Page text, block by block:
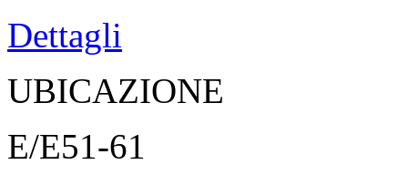
Dettagli
UBICAZIONE
E/E51-61